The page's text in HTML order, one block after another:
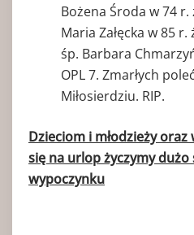
Bożena Środa w 74 r.
Maria Załęcka w 85
śp. Barbara
OPL 7. Zmarłych
Miłosierdziu. RIP.
Dzieciom i młodzieży
się na urlop życzymy dużo
wypoczynku